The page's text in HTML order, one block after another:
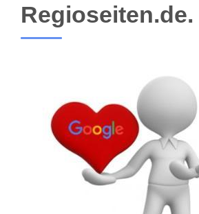
Regioseiten.de.